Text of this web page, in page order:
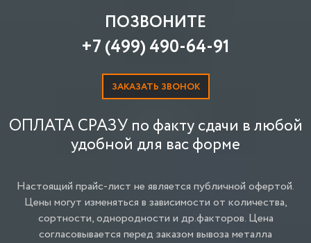
ПОЗВОНИТЕ
+7 (499) 490-64-91
ЗАКАЗАТЬ ЗВОНОК
ОПЛАТА СРАЗУ по факту сдачи в любой
удобной для вас форме
Настоящий прайс-лист не является публичной офертой.
Цены могут изменяться в зависимости от количества,
сортности, однородности и др.факторов. Цена
согласовывается перед заказом вывоза металла